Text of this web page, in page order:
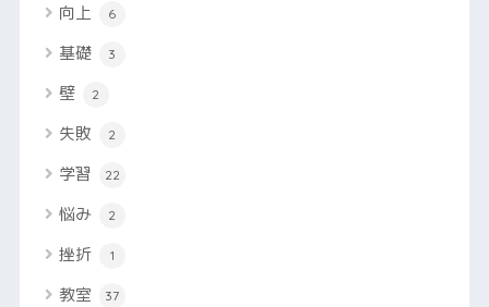
向上 6
基礎 3
壁 2
失敗 2
学習 22
悩み 2
挫折 1
教室 37